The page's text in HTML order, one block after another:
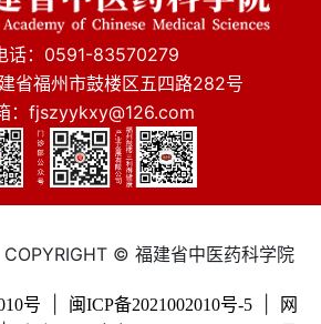
话：0591-83570279
省福州市鼓楼区五四路282号
：fjszyykxy@126.com
COPYRIGHT © 福建省中医药科学院
号 闽ICP备2021002010号-5
网